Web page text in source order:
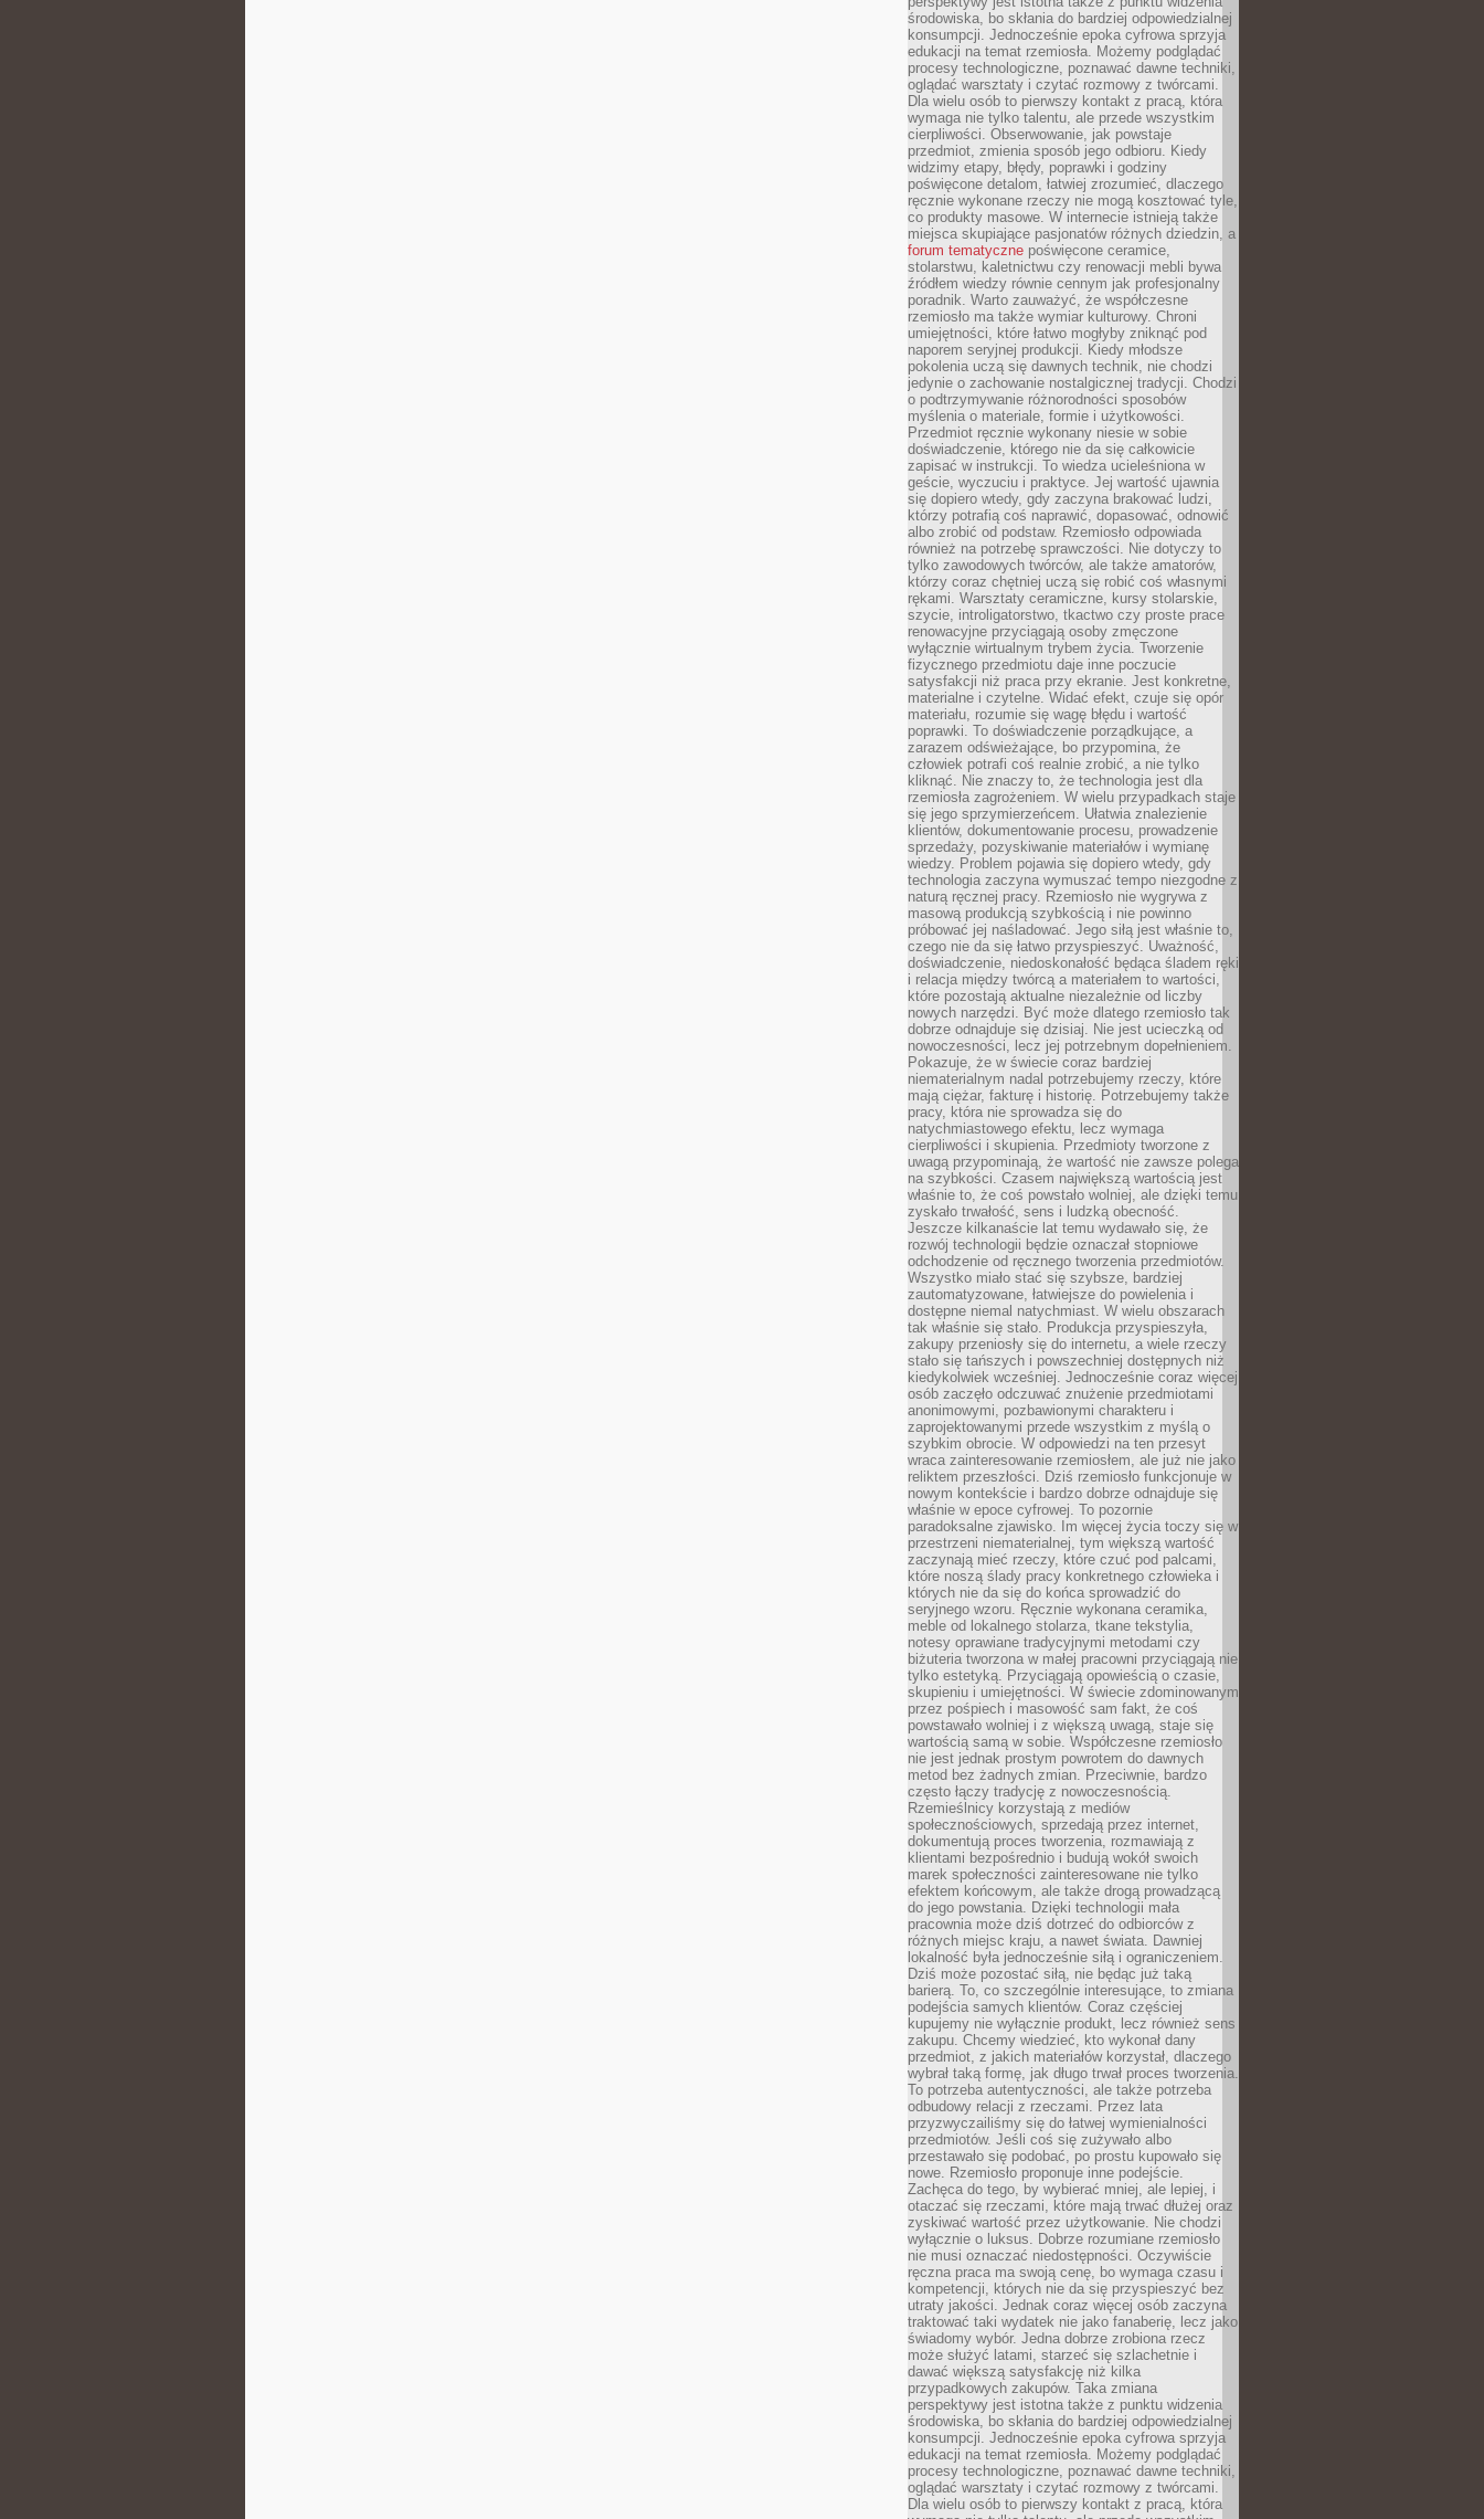
środowiska, bo skłania do bardziej odpowiedzialnej
konsumpcji. Jednocześnie epoka cyfrowa sprzyja
edukacji na temat rzemiosła. Możemy podglądać
procesy technologiczne, poznawać dawne techniki,
oglądać warsztaty i czytać rozmowy z twórcami.
Dla wielu osób to pierwszy kontakt z pracą, która
wymaga nie tylko talentu, ale przede wszystkim
cierpliwości. Obserwowanie, jak powstaje
przedmiot, zmienia sposób jego odbioru. Kiedy
widzimy etapy, błędy, poprawki i godziny
poświęcone detalom, łatwiej zrozumieć, dlaczego
ręcznie wykonane rzeczy nie mogą kosztować tyle,
co produkty masowe. W internecie istnieją także
miejsca skupiające pasjonatów różnych dziedzin, a
forum tematyczne poświęcone ceramice,
stolarstwu, kaletnictwu czy renowacji mebli bywa
źródłem wiedzy równie cennym jak profesjonalny
poradnik. Warto zauważyć, że współczesne
rzemiosło ma także wymiar kulturowy. Chroni
umiejętności, które łatwo mogłyby zniknąć pod
naporem seryjnej produkcji. Kiedy młodsze
pokolenia uczą się dawnych technik, nie chodzi
jedynie o zachowanie nostalgicznej tradycji. Chodzi
o podtrzymywanie różnorodności sposobów
myślenia o materiale, formie i użytkowości.
Przedmiot ręcznie wykonany niesie w sobie
doświadczenie, którego nie da się całkowicie
zapisać w instrukcji. To wiedza ucieleśniona w
geście, wyczuciu i praktyce. Jej wartość ujawnia
się dopiero wtedy, gdy zaczyna brakować ludzi,
którzy potrafią coś naprawić, dopasować, odnowić
albo zrobić od podstaw. Rzemiosło odpowiada
również na potrzebę sprawczości. Nie dotyczy to
tylko zawodowych twórców, ale także amatorów,
którzy coraz chętniej uczą się robić coś własnymi
rękami. Warsztaty ceramiczne, kursy stolarskie,
szycie, introligatorstwo, tkactwo czy proste prace
renowacyjne przyciągają osoby zmęczone
wyłącznie wirtualnym trybem życia. Tworzenie
fizycznego przedmiotu daje inne poczucie
satysfakcji niż praca przy ekranie. Jest konkretne,
materialne i czytelne. Widać efekt, czuje się opór
materiału, rozumie się wagę błędu i wartość
poprawki. To doświadczenie porządkujące, a
zarazem odświeżające, bo przypomina, że
człowiek potrafi coś realnie zrobić, a nie tylko
kliknąć. Nie znaczy to, że technologia jest dla
rzemiosła zagrożeniem. W wielu przypadkach staje
się jego sprzymierzeńcem. Ułatwia znalezienie
klientów, dokumentowanie procesu, prowadzenie
sprzedaży, pozyskiwanie materiałów i wymianę
wiedzy. Problem pojawia się dopiero wtedy, gdy
technologia zaczyna wymuszać tempo niezgodne z
naturą ręcznej pracy. Rzemiosło nie wygrywa z
masową produkcją szybkością i nie powinno
próbować jej naśladować. Jego siłą jest właśnie to,
czego nie da się łatwo przyspieszyć. Uważność,
doświadczenie, niedoskonałość będąca śladem ręki
i relacja między twórcą a materiałem to wartości,
które pozostają aktualne niezależnie od liczby
nowych narzędzi. Być może dlatego rzemiosło tak
dobrze odnajduje się dzisiaj. Nie jest ucieczką od
nowoczesności, lecz jej potrzebnym dopełnieniem.
Pokazuje, że w świecie coraz bardziej
niematerialnym nadal potrzebujemy rzeczy, które
mają ciężar, fakturę i historię. Potrzebujemy także
pracy, która nie sprowadza się do
natychmiastowego efektu, lecz wymaga
cierpliwości i skupienia. Przedmioty tworzone z
uwagą przypominają, że wartość nie zawsze polega
na szybkości. Czasem największą wartością jest
właśnie to, że coś powstało wolniej, ale dzięki temu
zyskało trwałość, sens i ludzką obecność.
Jeszcze kilkanaście lat temu wydawało się, że
rozwój technologii będzie oznaczał stopniowe
odchodzenie od ręcznego tworzenia przedmiotów.
Wszystko miało stać się szybsze, bardziej
zautomatyzowane, łatwiejsze do powielenia i
dostępne niemal natychmiast. W wielu obszarach
tak właśnie się stało. Produkcja przyspieszyła,
zakupy przeniosły się do internetu, a wiele rzeczy
stało się tańszych i powszechniej dostępnych niż
kiedykolwiek wcześniej. Jednocześnie coraz więcej
osób zaczęło odczuwać znużenie przedmiotami
anonimowymi, pozbawionymi charakteru i
zaprojektowanymi przede wszystkim z myślą o
szybkim obrocie. W odpowiedzi na ten przesyt
wraca zainteresowanie rzemiosłem, ale już nie jako
reliktem przeszłości. Dziś rzemiosło funkcjonuje w
nowym kontekście i bardzo dobrze odnajduje się
właśnie w epoce cyfrowej. To pozornie
paradoksalne zjawisko. Im więcej życia toczy się w
przestrzeni niematerialnej, tym większą wartość
zaczynają mieć rzeczy, które czuć pod palcami,
które noszą ślady pracy konkretnego człowieka i
których nie da się do końca sprowadzić do
seryjnego wzoru. Ręcznie wykonana ceramika,
meble od lokalnego stolarza, tkane tekstylia,
notesy oprawiane tradycyjnymi metodami czy
biżuteria tworzona w małej pracowni przyciągają nie
tylko estetyką. Przyciągają opowieścią o czasie,
skupieniu i umiejętności. W świecie zdominowanym
przez pośpiech i masowość sam fakt, że coś
powstawało wolniej i z większą uwagą, staje się
wartością samą w sobie. Współczesne rzemiosło
nie jest jednak prostym powrotem do dawnych
metod bez żadnych zmian. Przeciwnie, bardzo
często łączy tradycję z nowoczesnością.
Rzemieślnicy korzystają z mediów
społecznościowych, sprzedają przez internet,
dokumentują proces tworzenia, rozmawiają z
klientami bezpośrednio i budują wokół swoich
marek społeczności zainteresowane nie tylko
efektem końcowym, ale także drogą prowadzącą
do jego powstania. Dzięki technologii mała
pracownia może dziś dotrzeć do odbiorców z
różnych miejsc kraju, a nawet świata. Dawniej
lokalność była jednocześnie siłą i ograniczeniem.
Dziś może pozostać siłą, nie będąc już taką
barierą. To, co szczególnie interesujące, to zmiana
podejścia samych klientów. Coraz częściej
kupujemy nie wyłącznie produkt, lecz również sens
zakupu. Chcemy wiedzieć, kto wykonał dany
przedmiot, z jakich materiałów korzystał, dlaczego
wybrał taką formę, jak długo trwał proces tworzenia.
To potrzeba autentyczności, ale także potrzeba
odbudowy relacji z rzeczami. Przez lata
przyzwyczailiśmy się do łatwej wymienialności
przedmiotów. Jeśli coś się zużywało albo
przestawało się podobać, po prostu kupowało się
nowe. Rzemiosło proponuje inne podejście.
Zachęca do tego, by wybierać mniej, ale lepiej, i
otaczać się rzeczami, które mają trwać dłużej oraz
zyskiwać wartość przez użytkowanie. Nie chodzi
wyłącznie o luksus. Dobrze rozumiane rzemiosło
nie musi oznaczać niedostępności. Oczywiście
ręczna praca ma swoją cenę, bo wymaga czasu i
kompetencji, których nie da się przyspieszyć bez
utraty jakości. Jednak coraz więcej osób zaczyna
traktować taki wydatek nie jako fanaberię, lecz jako
świadomy wybór. Jedna dobrze zrobiona rzecz
może służyć latami, starzeć się szlachetnie i
dawać większą satysfakcję niż kilka
przypadkowych zakupów. Taka zmiana
perspektywy jest istotna także z punktu widzenia
środowiska, bo skłania do bardziej odpowiedzialnej
konsumpcji. Jednocześnie epoka cyfrowa sprzyja
edukacji na temat rzemiosła. Możemy podglądać
procesy technologiczne, poznawać dawne techniki,
oglądać warsztaty i czytać rozmowy z twórcami.
Dla wielu osób to pierwszy kontakt z pracą, która